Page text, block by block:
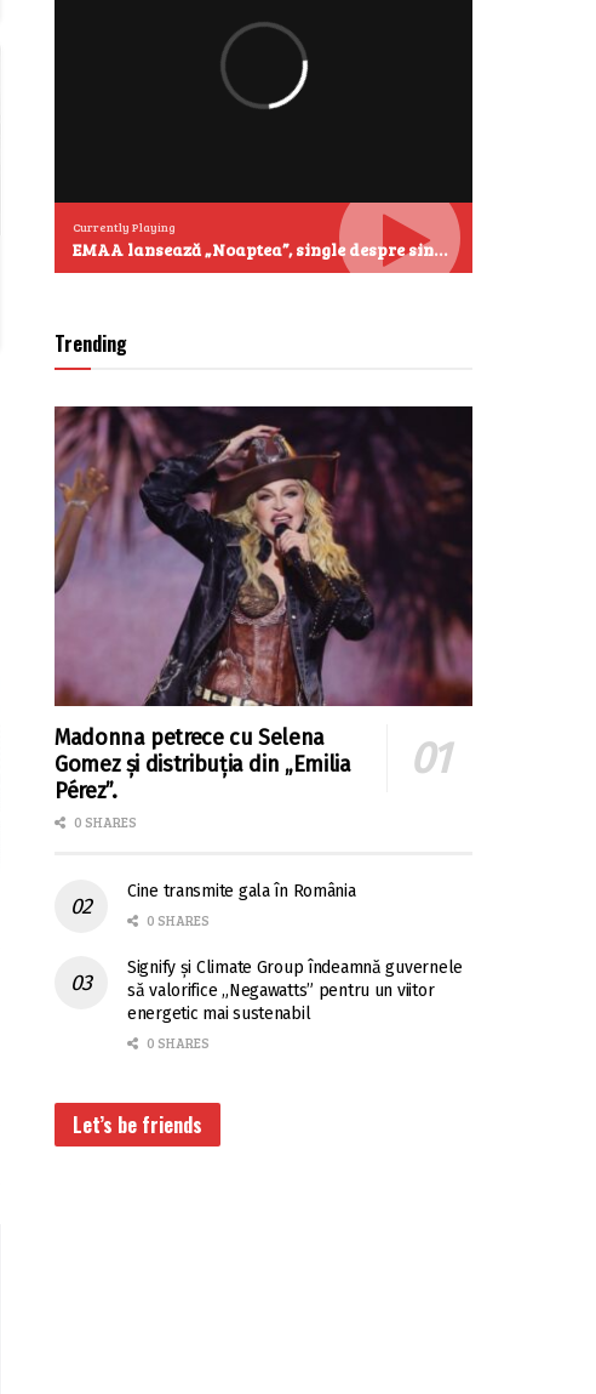
Currently Playing
EMAA lansează „Noaptea”, single despre singurătate și emoțiile care se aud cel mai clar după miezul nopții
Trending
Madonna petrece cu Selena
Gomez și distribuția din „Emilia
Pérez”.
0 SHARES
Cine transmite gala în România
0 SHARES
Signify și Climate Group îndeamnă guvernele
să valorifice „Negawatts” pentru un viitor
energetic mai sustenabil
0 SHARES
Let’s be friends